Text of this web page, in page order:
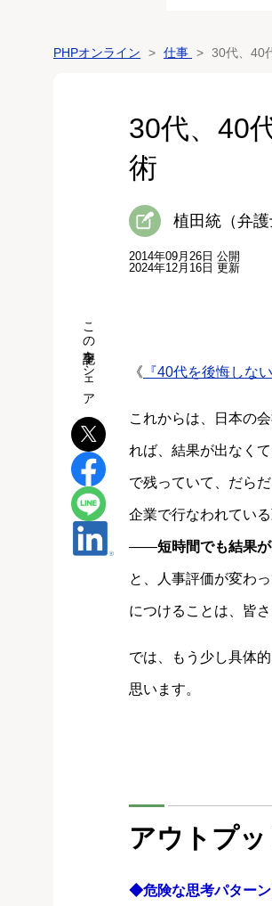
PHPオンライン 仕事 30代、40
30代、40
術
植田統（弁護
2014年09月26日 公開
2024年12月16日 更新
《 『40代を後悔しな
これからは、日本の
れば、結果が出なく
で残っていて、だら
企業で行なわれて
――短時間でも結果
と、人事評価が変わ
につけることは、皆
では、もう少し具体
思います。
アウトプ
◆危険な思考パターン
この記事をシェア